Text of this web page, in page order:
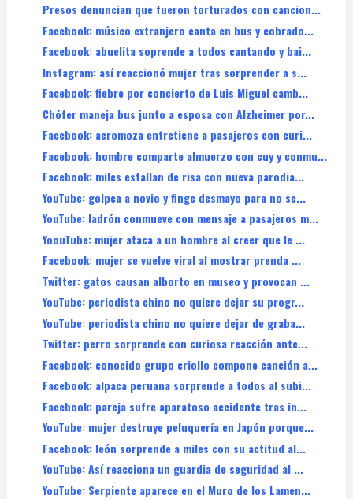
Presos denuncian que fueron torturados con cancion...
Facebook: músico extranjero canta en bus y cobrado...
Facebook: abuelita soprende a todos cantando y bai...
Instagram: así reaccionó mujer tras sorprender a s...
Facebook: fiebre por concierto de Luis Miguel camb...
Chófer maneja bus junto a esposa con Alzheimer por...
Facebook: aeromoza entretiene a pasajeros con curi...
Facebook: hombre comparte almuerzo con cuy y conmu...
Facebook: miles estallan de risa con nueva parodia...
YouTube: golpea a novio y finge desmayo para no se...
YouTube: ladrón conmueve con mensaje a pasajeros m...
YoouTube: mujer ataca a un hombre al creer que le ...
Facebook: mujer se vuelve viral al mostrar prenda ...
Twitter: gatos causan alborto en museo y provocan ...
YouTube: periodista chino no quiere dejar su progr...
YouTube: periodista chino no quiere dejar de graba...
Twitter: perro sorprende con curiosa reacción ante...
Facebook: conocido grupo criollo compone canción a...
Facebook: alpaca peruana sorprende a todos al subi...
Facebook: pareja sufre aparatoso accidente tras in...
YouTube: mujer destruye peluquería en Japón porque...
Facebook: león sorprende a miles con su actitud al...
YouTube: Así reacciona un guardia de seguridad al ...
YouTube: Serpiente aparece en el Muro de los Lamen...